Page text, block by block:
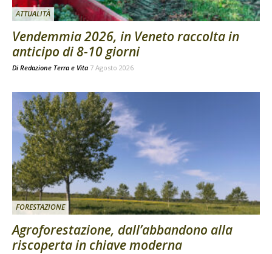
ATTUALITÀ
Vendemmia 2026, in Veneto raccolta in
anticipo di 8-10 giorni
Di Redazione Terra e Vita 7 Agosto 2026
FORESTAZIONE
Agroforestazione, dall’abbandono alla
riscoperta in chiave moderna